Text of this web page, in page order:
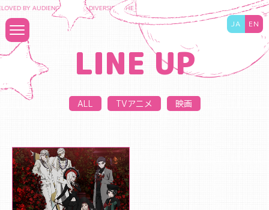
BY AUDIENCES TO DIVERSIFY THE CONTENT BUSINESS AND MAXIMIZE THE
JA EN
LINE UP
ALL TVアニメ 映画